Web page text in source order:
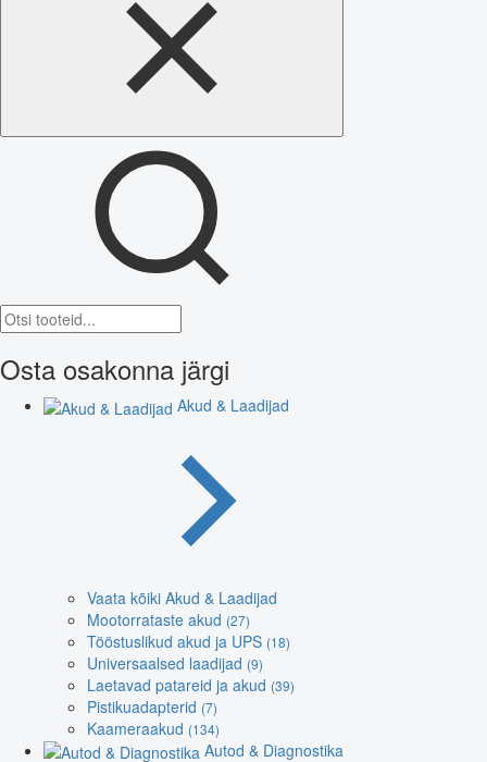
Osta osakonna järgi
Akud & Laadijad
Vaata kõiki Akud & Laadijad
Mootorrataste akud (27)
Tööstuslikud akud ja UPS (18)
Universaalsed laadijad (9)
Laetavad patareid ja akud (39)
Pistikuadapterid (7)
Kaameraakud (134)
Autod & Diagnostika